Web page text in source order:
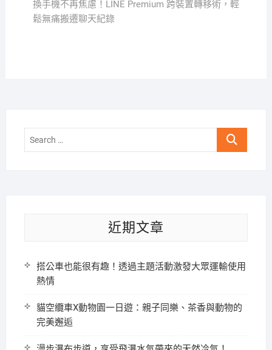
覽 post:
換手機不再焦慮！LINE Premium 跨裝置轉移術，輕
鬆無痛搬遷聊天紀錄
Search
近期文章
搭公車也能很有趣！透過主題活動激發大眾運輸使用
熱情
貓空纜車X動物園一日遊：親子同樂、茶香與動物的
完美邂逅